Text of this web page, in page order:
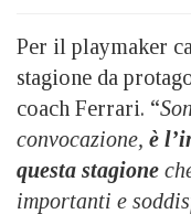
Per il playmaker
stagione da
coach Ferrari. “
convocazione, è
questa stagione
importanti e